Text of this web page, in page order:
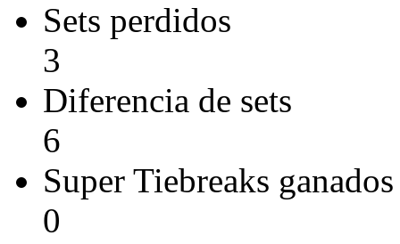
Sets perdidos
3
Diferencia de sets
6
Super Tiebreaks ganados
0